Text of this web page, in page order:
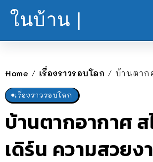
ในบ้าน |
Home / เรื่องราวรอบโลก / บ้านตากอากาศ สไตล์โ
เรื่องราวรอบโลก
บ้านตากอากาศ ส
เดิร์น ความสวยง